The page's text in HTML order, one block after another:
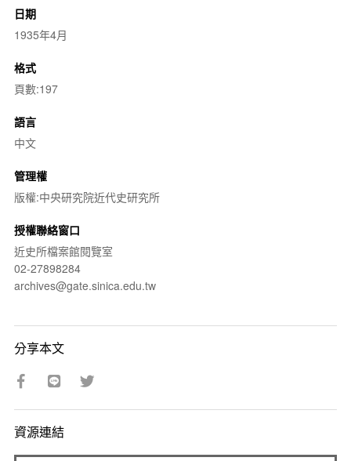
日期
1935年4月
格式
頁數:197
語言
中文
管理權
版權:中央研究院近代史研究所
授權聯絡窗口
近史所檔案館閱覽室
02-27898284
archives@gate.sinica.edu.tw
分享本文
資源連結